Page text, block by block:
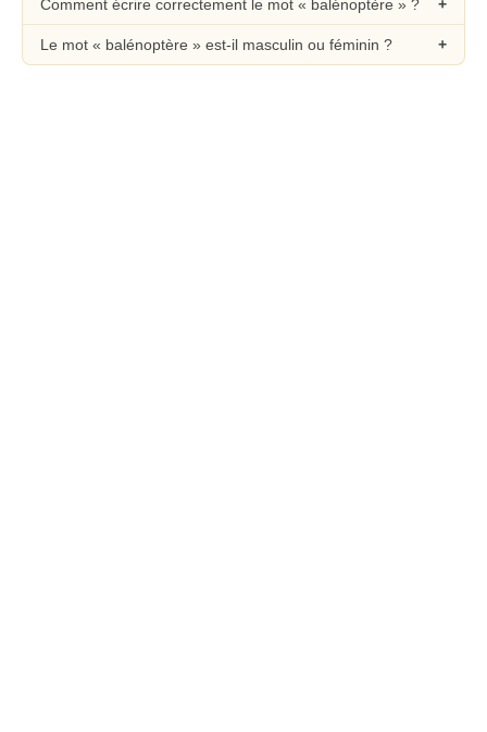
Comment écrire correctement le mot « balénoptère » ?
Le mot « balénoptère » est-il masculin ou féminin ?